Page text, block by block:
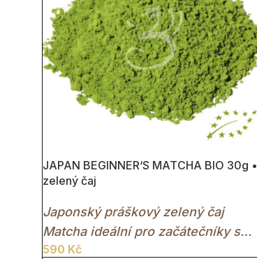
JAPAN BEGINNER‘S MATCHA BIO 30g •
zelený čaj
Japonský práškový zelený čaj
Matcha ideální pro začátečníky s
jemně travnatou chutí a
590 Kč